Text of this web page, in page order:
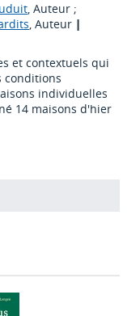
, Auteur ;
, Auteur |
et contextuels qui
conditions
individuelles
14 maisons d'hier